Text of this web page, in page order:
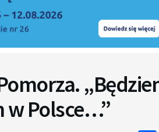
w Polsce…”